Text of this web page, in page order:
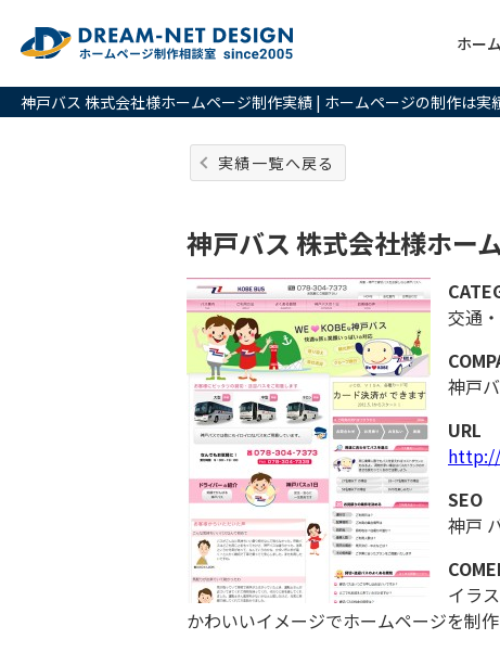
神戸バス 株式会社様ホームページ制作実績 | ホームページの制作は
ホー
実績一覧へ戻る
神戸バス 株式会社様ホー
交通
神戸
URL
SEO
神戸
イラ
かわいいイメージでホームページを制作